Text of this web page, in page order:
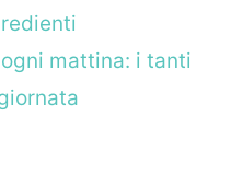
mattina: i tanti